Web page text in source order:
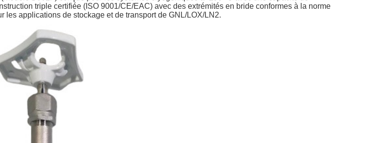
triple certifiée (ISO 9001/CE/EAC) avec des extrémités en bride conformes à la norme
les applications de stockage et de transport de GNL/LOX/LN2.